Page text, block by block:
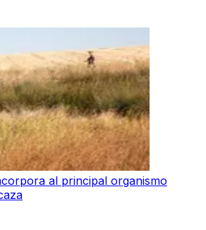
al principal organismo